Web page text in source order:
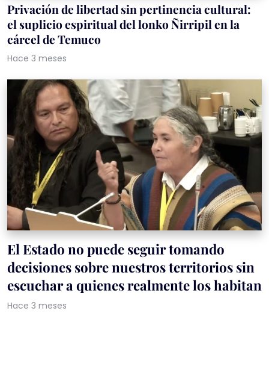
Privación de libertad sin pertinencia cultural:
el suplicio espiritual del lonko Ñirripil en la
cárcel de Temuco
Hace 3 meses
El Estado no puede seguir tomando
decisiones sobre nuestros territorios sin
escuchar a quienes realmente los habitan
Hace 3 meses